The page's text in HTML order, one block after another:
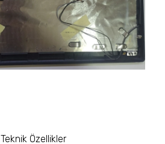
Teknik Özellikler